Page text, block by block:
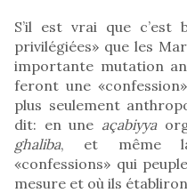
S’il est vrai que c’est
privilégiées» que les
importante mutation
feront une
plus seulement
dit: en une açabiyya
ghaliba, et même la
«confessions» qui
mesure et où ils